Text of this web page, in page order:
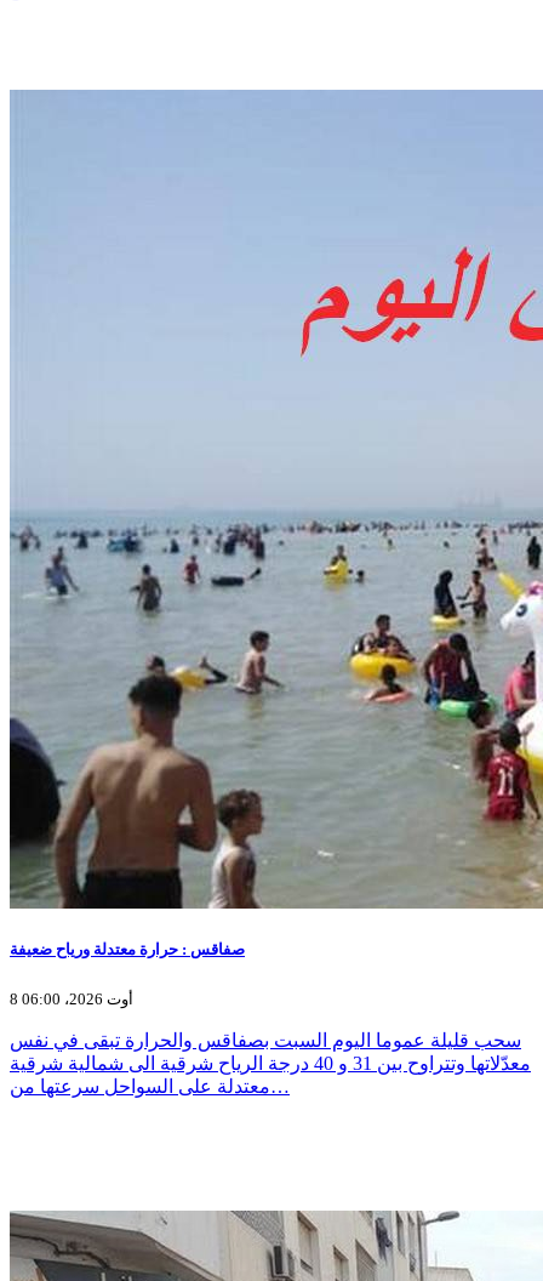
صفاقس : حرارة معتدلة ورياح ضعيفة
8 أوت 2026، 06:00
سحب قليلة عموما اليوم السبت بصفاقس والحرارة تبقى في نفس
معدّلاتها وتتراوح بين 31 و 40 درجة الرياح شرقية الى شمالية شرقية
معتدلة على السواحل سرعتها من…